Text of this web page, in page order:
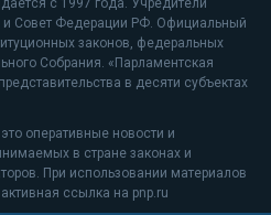
с 1997 года. Учредители
и Совет Федерации РФ. Официальный
законов, федеральных
Собрания. «Парламентская
в десяти субъектах
оперативные новости и
в стране законах и
При использовании материалов
ссылка на pnp.ru